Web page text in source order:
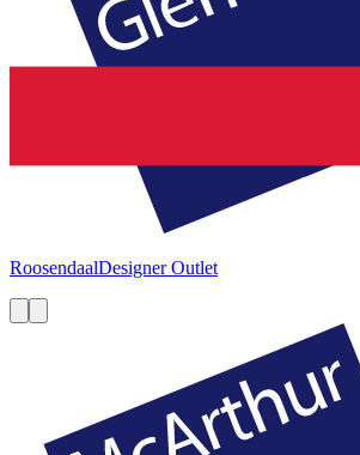
RoosendaalDesigner Outlet